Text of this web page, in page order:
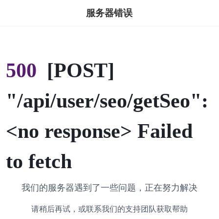
服务器错误
500 [POST]
"/api/user/seo/getSeo":
<no response> Failed
to fetch
我们的服务器遇到了一些问题，正在努力解决
请稍后再试，或联系我们的支持团队获取帮助